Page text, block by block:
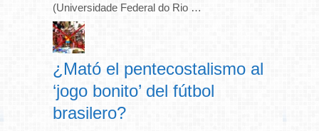
(Universidade Federal do Rio …
¿Mató el pentecostalismo al
‘jogo bonito’ del fútbol
brasilero?